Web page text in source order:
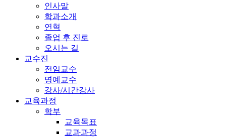
인사말
학과소개
연혁
졸업 후 진로
오시는 길
교수진
전임교수
명예교수
강사/시간강사
교육과정
학부
교육목표
교과과정